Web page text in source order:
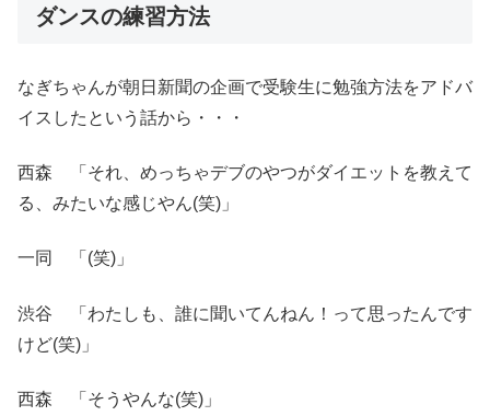
ダンスの練習方法
なぎちゃんが朝日新聞の企画で受験生に勉強方法をアドバ
イスしたという話から・・・
西森 「それ、めっちゃデブのやつがダイエットを教えて
る、みたいな感じやん(笑)」
一同 「(笑)」
渋谷 「わたしも、誰に聞いてんねん！って思ったんです
けど(笑)」
西森 「そうやんな(笑)」